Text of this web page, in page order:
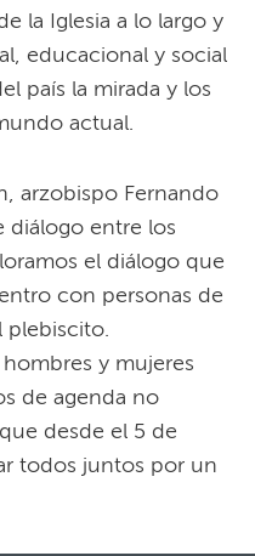
la Iglesia a lo largo y
educacional y social
país la mirada y los
actual.
arzobispo Fernando
diálogo entre los
el diálogo que
con personas de
plebiscito.
y mujeres
de agenda no
desde el 5 de
todos juntos por un